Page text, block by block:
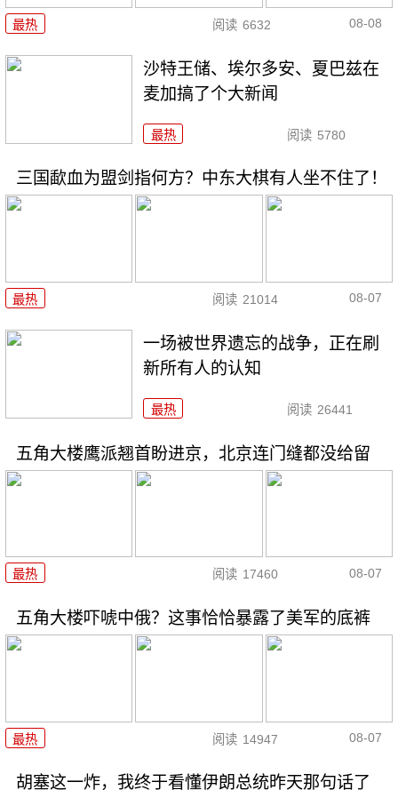
最热 阅读 6632 08-08
沙特王储、埃尔多安、夏巴兹在
麦加搞了个大新闻
最热 阅读 5780
三国歃血为盟剑指何方？中东大棋有人坐不住了！
最热 阅读 21014 08-07
一场被世界遗忘的战争，正在刷
新所有人的认知
最热 阅读 26441
五角大楼鹰派翘首盼进京，北京连门缝都没给留
最热 阅读 17460 08-07
五角大楼吓唬中俄？这事恰恰暴露了美军的底裤
最热 阅读 14947 08-07
胡塞这一炸，我终于看懂伊朗总统昨天那句话了